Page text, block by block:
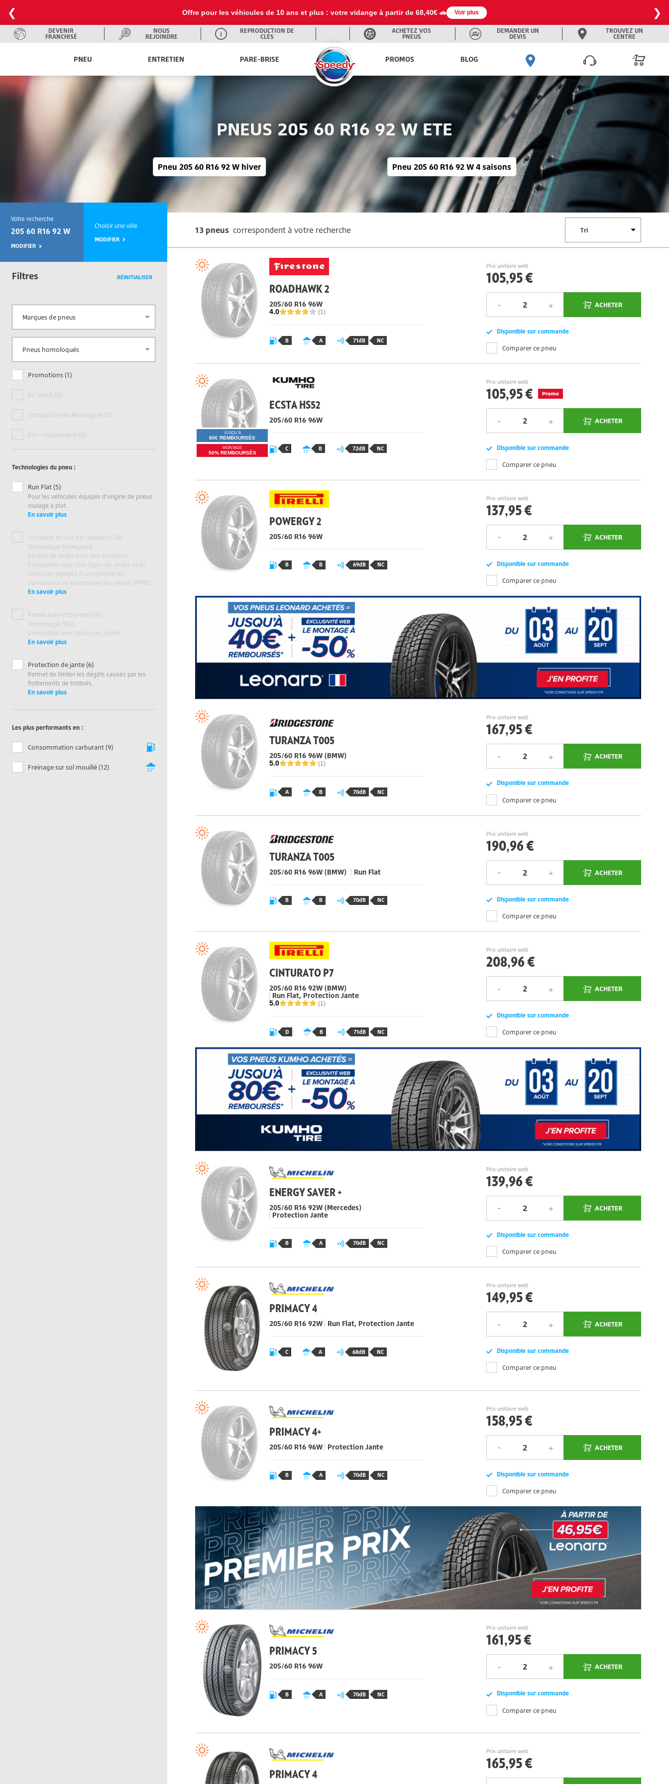
❮ La chaleur est là ! Profitez de notre baisse de prix sur la recharge 1234YF à partir de 114€ avec une promo à -25% en exclu web ❄️ ❯
DEVENIR
FRANCHISÉ
NOUS
REJOINDRE
REPRODUCTION DE
CLÉS
TROUVEZ UN
CENTRE
DEMANDER UN
DEVIS
ACHETEZ VOS
PNEUS
PNEU ENTRETIEN PARE-BRISE PROMOS BLOG
PNEUS 205 60 R16 92 W ETE
Pneu 205 60 R16 92 W hiver Pneu 205 60 R16 92 W 4 saisons
Votre recherche
205 60 R16 92 W
MODIFIER
Choisir une ville
MODIFIER
RÉINITIALISER
Filtres
Marques de pneus
Promotions (1)
En Stock (0)
Compatible loi Montagne (0)
Eco-responsable (0)
Technologies du pneu :
Run Flat (5)
Pour les véhicules équipés d'origine de pneus
roulage à plat.
En savoir plus
Conduite en cas de crevaison (0)
Technologie Driveguard.
Permet de rouler avec une crevaison.
Compatible avec tous types de jantes et de
véhicules équipés d'un système de
surveillance de la pression des pneus (TPMS).
En savoir plus
Pneus auto-réparants (0)
Technologie SEAL.
Compatible avec toutes les jantes.
En savoir plus
Protection de jante (6)
Permet de limiter les dégâts causés par les
frottements de trottoirs.
En savoir plus
Les plus performants en :
Consommation carburant (9)
Freinage sur sol mouillé (12)
13 pneus correspondent à votre recherche
ROADHAWK 2
205/60 R1696W
4.0 (1)
B A 71dB NC
Prix unitaire web
105,95 €
ACHETER
Disponible sur commande
Comparer ce pneu
JUSQU'À
80€ REMBOURSÉS
MONTAGE
50% REMBOURSÉS
ECSTA HS52
205/60 R1696W
C B 72dB NC
Prix unitaire web
105,95 €
ACHETER
Disponible sur commande
Comparer ce pneu
POWERGY 2
205/60 R1696W
B B 69dB NC
Prix unitaire web
137,95 €
ACHETER
Disponible sur commande
Comparer ce pneu
TURANZA T005
205/60 R1696W (BMW)
5.0 (1)
A B 70dB NC
Prix unitaire web
167,95 €
ACHETER
Disponible sur commande
Comparer ce pneu
TURANZA T005
205/60 R1696W (BMW) Run Flat
B B 70dB NC
Prix unitaire web
190,96 €
ACHETER
Disponible sur commande
Comparer ce pneu
CINTURATO P7
205/60 R16 92W (BMW)
Run Flat, Protection Jante
5.0 (1)
D B 71dB NC
Prix unitaire web
208,96 €
ACHETER
Disponible sur commande
Comparer ce pneu
ENERGY SAVER +
205/60 R16 92W (Mercedes)
Protection Jante
B A 70dB NC
Prix unitaire web
139,96 €
ACHETER
Disponible sur commande
Comparer ce pneu
PRIMACY 4
205/60 R16 92W Run Flat, Protection Jante
C A 68dB NC
Prix unitaire web
149,95 €
ACHETER
Disponible sur commande
Comparer ce pneu
PRIMACY 4+
205/60 R1696W Protection Jante
B A 70dB NC
Prix unitaire web
158,95 €
ACHETER
Disponible sur commande
Comparer ce pneu
PRIMACY 5
205/60 R1696W
B A 70dB NC
Prix unitaire web
161,95 €
ACHETER
Disponible sur commande
Comparer ce pneu
PRIMACY 4
Prix unitaire web
165,95 €